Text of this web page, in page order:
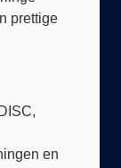
en
gaat om